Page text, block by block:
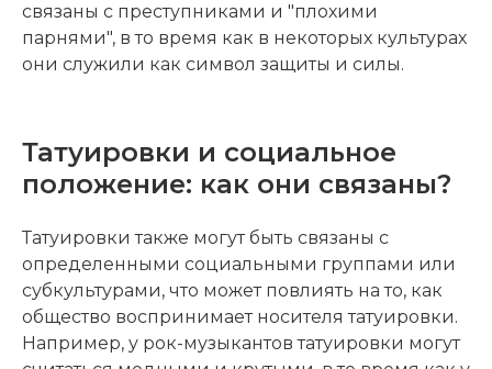
связаны с преступниками и "плохими
парнями", в то время как в некоторых культурах
они служили как символ защиты и силы.
Татуировки и социальное
положение: как они связаны?
Татуировки также могут быть связаны с
определенными социальными группами или
субкультурами, что может повлиять на то, как
общество воспринимает носителя татуировки.
Например, у рок-музыкантов татуировки могут